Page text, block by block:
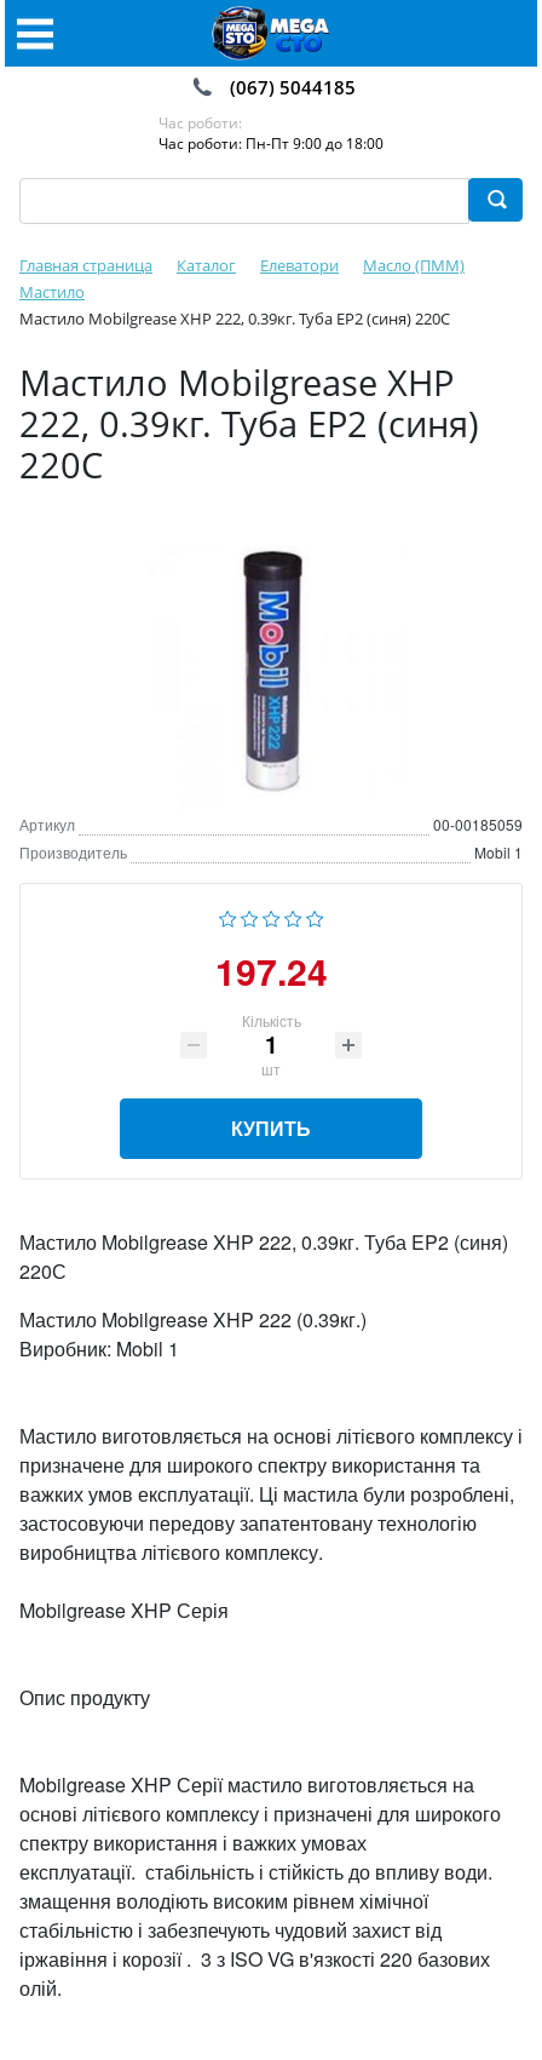
(067) 5044185
Час роботи:
Час роботи: Пн-Пт 9:00 до 18:00
Главная страница Каталог Елеватори
Масло (ПММ)
Мастило
Мастило Mobilgrease XHP 222, 0.39кг. Туба EP2 (синя) 220С
Мастило Mobilgrease XHP
222, 0.39кг. Туба EP2 (синя)
220С
Артикул
00-00185059
Производитель
Mobil 1
197.24
Кількість
шт
КУПИТЬ
Мастило Mobilgrease XHP 222, 0.39кг. Туба EP2 (синя)
220С
Мастило Mobilgrease XHP 222 (0.39кг.)
Виробник: Mobil 1
Мастило виготовляється на основі літієвого комплексу і
призначене для широкого спектру використання та
важких умов експлуатації. Ці мастила були розроблені,
застосовуючи передову запатентовану технологію
виробництва літієвого комплексу.
Mobilgrease XHP Серія
Опис продукту
Mobilgrease XHP Серії мастило виготовляється на
основі літієвого комплексу і призначені для широкого
спектру використання і важких умовах
експлуатації. стабільність і стійкість до впливу води.
змащення володіють високим рівнем хімічної
стабільністю і забезпечують чудовий захист від
іржавіння і корозії . 3 з ISO VG в'язкості 220 базових
олій.